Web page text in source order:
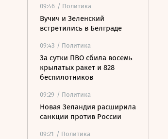
09:46 / Политика
Вучич и Зеленский
встретились в Белграде
09:43 / Политика
За сутки ПВО сбила восемь
крылатых ракет и 828
беспилотников
09:29 / Политика
Новая Зеландия расширила
санкции против России
09:21 / Политика